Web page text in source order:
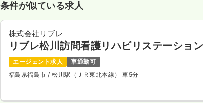
条件が似ている求人
株式会社リブレ
リブレ松川訪問看護リハビリステーション
エージェント求人
車通勤可
福島県福島市/ 松川駅（ＪＲ東北本線） 車5分